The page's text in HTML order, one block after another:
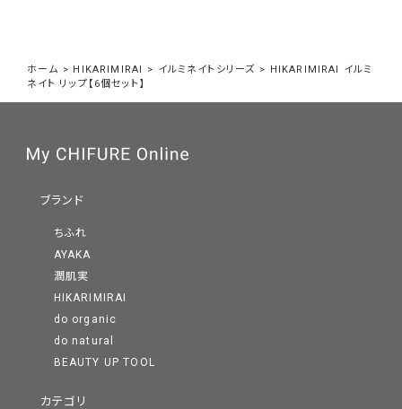
ホーム > HIKARIMIRAI > イルミネイトシリーズ > HIKARIMIRAI イルミ
ネイト リップ【6個セット】
ブランド
ちふれ
AYAKA
潤肌実
HIKARIMIRAI
do organic
do natural
BEAUTY UP TOOL
カテゴリ